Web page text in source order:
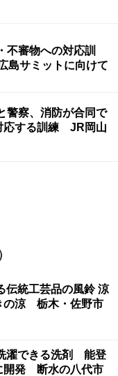
不審物への対応訓
サミットに向けて
警察、消防が合同で
応する訓練 JR岡山
伝統工芸品の風鈴 涼
の涼 栃木・佐野市
濯できる洗剤 能登
開発 断水の八代市